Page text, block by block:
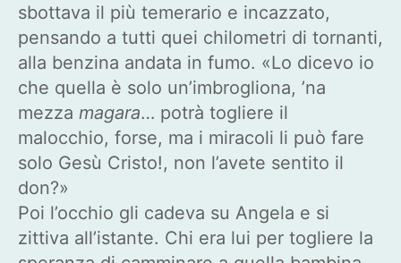
sbottava il più temerario e incazzato,
pensando a tutti quei chilometri di tornanti,
alla benzina andata in fumo. «Lo dicevo io
che quella è solo un’imbrogliona, ’na
mezza magara… potrà togliere il
malocchio, forse, ma i miracoli li può fare
solo Gesù Cristo!, non l’avete sentito il
don?»
Poi l’occhio gli cadeva su Angela e si
zittiva all’istante. Chi era lui per togliere la